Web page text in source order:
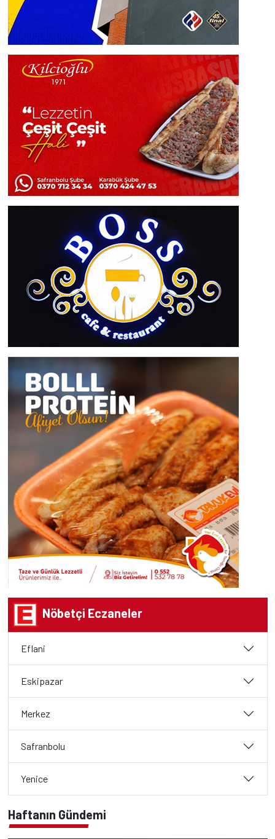
Nöbetçi Eczaneler
Eflani
Eskipazar
Merkez
Safranbolu
Yenice
Haftanın Gündemi